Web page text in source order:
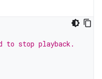
to stop playback.